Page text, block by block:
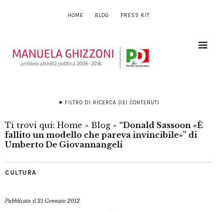
HOME BLOG PRESS KIT
FILTRO DI RICERCA DEI CONTENUTI
Ti trovi qui: Home » Blog » “Donald Sassoon «È
fallito un modello che pareva invincibile»” di
Umberto De Giovannangeli
CULTURA
Pubblicato il21 Gennaio 2012